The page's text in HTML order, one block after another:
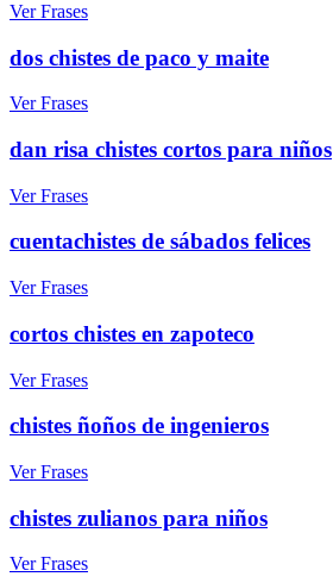
Ver Frases
dos chistes de paco y maite
Ver Frases
dan risa chistes cortos para niños
Ver Frases
cuentachistes de sábados felices
Ver Frases
cortos chistes en zapoteco
Ver Frases
chistes ñoños de ingenieros
Ver Frases
chistes zulianos para niños
Ver Frases